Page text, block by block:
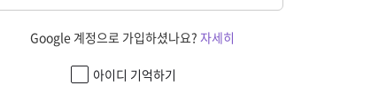
Google 계정으로 가입하셨나요?자세히
아이디 기억하기